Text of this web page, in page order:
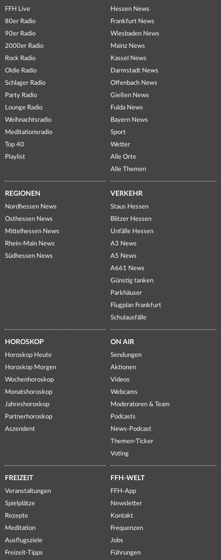
FFH Live
80er Radio
90er Radio
2000er Radio
Rock Radio
Oldie Radio
Schlager Radio
Party Radio
Lounge Radio
Weihnachtsradio
Meditationsradio
Top 40
Playlist
Hessen News
Frankfurt News
Wiesbaden News
Mainz News
Kassel News
Darmstadt News
Offenbach News
Gießen News
Fulda News
Bayern News
Sport
Wetter
Alle Orte
Alle Themen
REGIONEN
Nordhessen News
Osthessen News
Mittelhessen News
Rhein-Main News
Südhessen News
VERKEHR
Staus Hessen
Blitzer Hessen
Unfälle Hessen
A3 News
A5 News
A661 News
Günstig tanken
Parkhäuser
Flugplan Frankfurt
Schulausfälle
HOROSKOP
Horoskop Heute
Horoskop Morgen
Wochenhoroskop
Monatshoroskop
Jahreshoroskop
Partnerhoroskop
Aszendent
ON AIR
Sendungen
Aktionen
Videos
Webcams
Moderatoren & Team
Podcasts
News-Podcast
Themen-Ticker
Voting
FREIZEIT
Veranstaltungen
Spielplätze
Rezepte
Meditation
Ausflugsziele
Freizeit-Tipps
FFH-WELT
FFH-App
Newsletter
Kontakt
Frequenzen
Jobs
Führungen